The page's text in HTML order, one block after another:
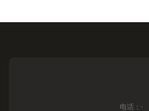
电话：-